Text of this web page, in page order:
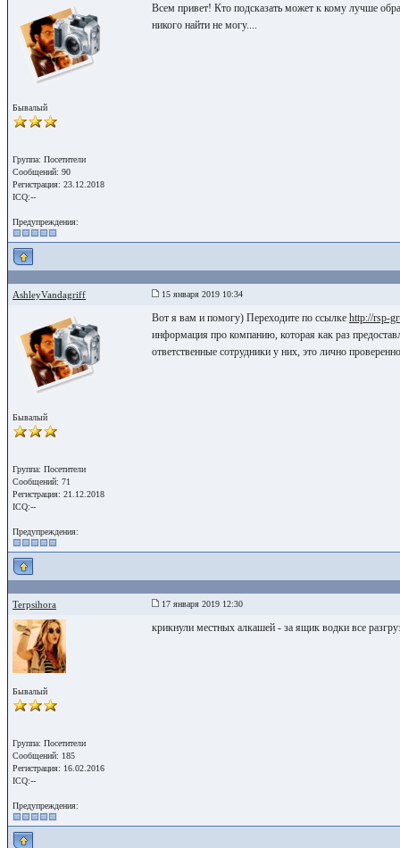
Бывалый
Группа: Посетители
Сообщений: 90
Регистрация: 23.12.2018
ICQ:--
Предупреждения:
Всем привет! Кто подсказать может к кому лучше
никого найти не могу....
AshleyVandagriff 15 января 2019 10:34
Бывалый
Группа: Посетители
Сообщений: 71
Регистрация: 21.12.2018
ICQ:--
Предупреждения:
Вот я вам и помогу) Переходите по ссылке http://rsp-
информация про компанию, которая как раз
ответственные сотрудники у них, это лично проверенно
Terpsihora 17 января 2019 12:30
Бывалый
Группа: Посетители
Сообщений: 185
Регистрация: 16.02.2016
ICQ:--
Предупреждения:
крикнули местных алкашей - за ящик водки все